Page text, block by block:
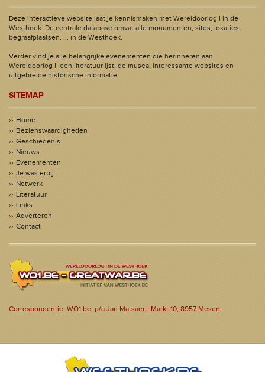
Deze interactieve website laat je kennismaken met Wereldoorlog I in de
Westhoek. De centrale database omvat alle monumenten, sites, lokaties,
begraafplaatsen, ... in de Westhoek.
Verder vind je alle belangrijke evenementen die herinneren aan
Wereldoorlog I, een literatuurlijst, de musea, interessante websites en
uitgebreide historische informatie.
SITEMAP
Home
Bezienswaardigheden
Geschiedenis
Nieuws
Evenementen
Je was erbij
Netwerk
Literatuur
Links
Adverteren
Contact
Correspondentie: WO1.be, p/a Jan Matsaert, Markt 10, 8957 Mesen